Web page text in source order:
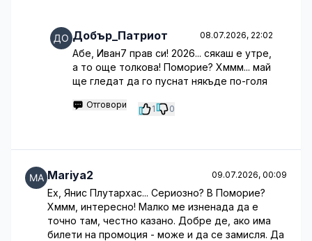
Добър_Патриот 08.07.2026, 22:02
Абе, Иван7 прав си! 2026... сякаш е утре,
а то още толкова! Поморие? Хммм... май
ще гледат да го пуснат някъде по-голя
Отговори 1 0
Mariya2 09.07.2026, 00:09
Ех, Янис Плутархас... Сериозно? В Поморие?
Хммм, интересно! Малко ме изненада да е
точно там, честно казано. Добре де, ако има
билети на промоция - може и да се замисля. Да